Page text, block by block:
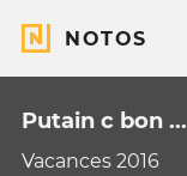
NOTOS
Putain c bon ...
Vacances 2016